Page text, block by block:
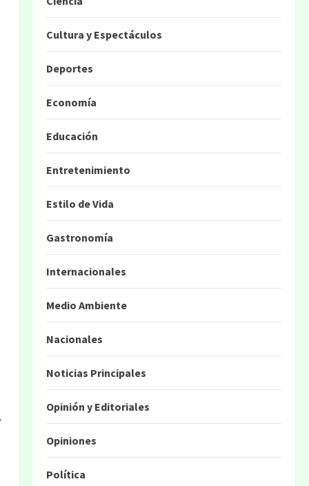
Cultura y Espectáculos
Deportes
Economía
Educación
Entretenimiento
Estilo de Vida
Gastronomía
Internacionales
Medio Ambiente
Nacionales
Noticias Principales
Opinión y Editoriales
Opiniones
Política